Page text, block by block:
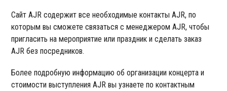
Сайт AJR содержит все необходимые контакты AJR, по
которым вы сможете связаться с менеджером AJR, чтобы
пригласить на мероприятие или праздник и сделать заказ
AJR без посредников.
Более подробную информацию об организации концерта и
стоимости выступления AJR вы узнаете по контактным